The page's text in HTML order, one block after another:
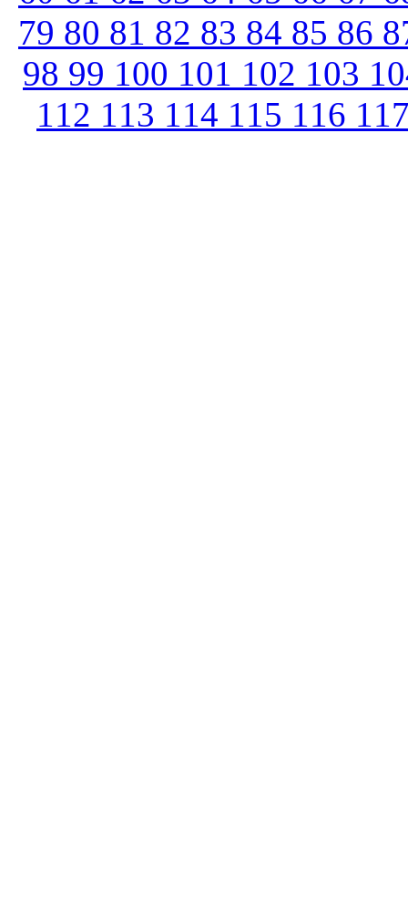
79 80 81 82 83 84 85 86
98 99 100 101 102 103
112 113 114 115 116